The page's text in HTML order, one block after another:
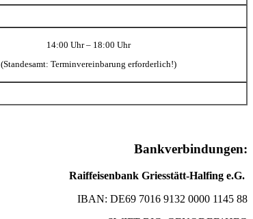
14:00 Uhr – 18:00 Uhr
(Standesamt: Terminvereinbarung erforderlich!)
Bankverbindungen:
Raiffeisenbank Griesstätt-Halfing e.G.
IBAN: DE69 7016 9132 0000 1145 88